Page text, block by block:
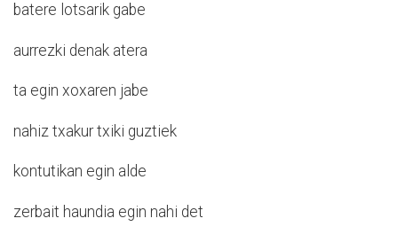
batere lotsarik gabe
aurrezki denak atera
ta egin xoxaren jabe
nahiz txakur txiki guztiek
kontutikan egin alde
zerbait haundia egin nahi det